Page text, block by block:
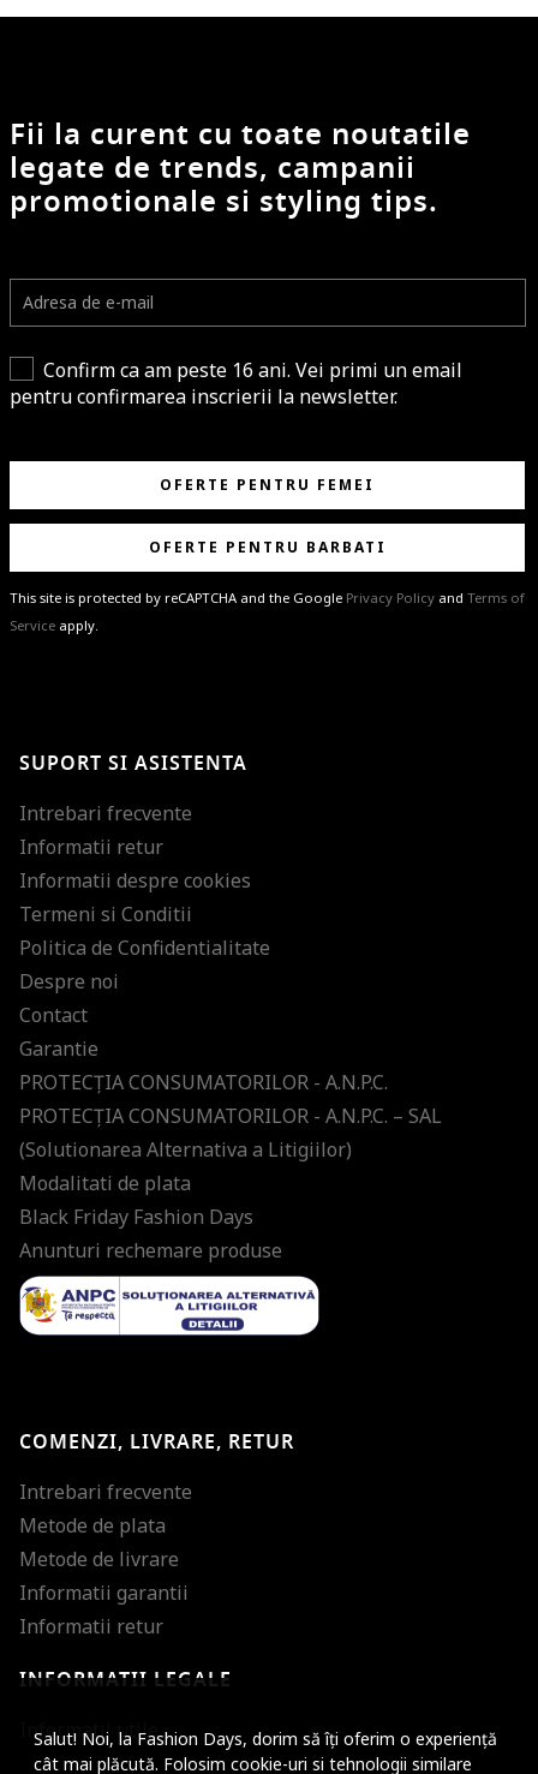
Salut! Noi, la Fashion Days, dorim să îți oferim o experiență
cât mai plăcută. Folosim cookie-uri si tehnologii similare
Fii la curent cu toate noutatile
legate de trends, campanii
promotionale si styling tips.
Confirm ca am peste 16 ani. Vei primi un email
pentru confirmarea inscrierii la newsletter.
OFERTE PENTRU FEMEI
OFERTE PENTRU BARBATI
This site is protected by reCAPTCHA and the Google Privacy Policy and Terms of
Service apply.
ultimele tendinte in moda!
SUPORT SI ASISTENTA
Intrebari frecvente
Informatii retur
Informatii despre cookies
Termeni si Conditii
Politica de Confidentialitate
Despre noi
Contact
Garantie
PROTECŢIA CONSUMATORILOR - A.N.P.C.
PROTECŢIA CONSUMATORILOR - A.N.P.C. – SAL
(Solutionarea Alternativa a Litigiilor)
Modalitati de plata
Black Friday Fashion Days
Anunturi rechemare produse
COMENZI, LIVRARE, RETUR
Intrebari frecvente
Metode de plata
Metode de livrare
Informatii garantii
Informatii retur
INFORMATII LEGALE
Informatii utile
Micsoreaza